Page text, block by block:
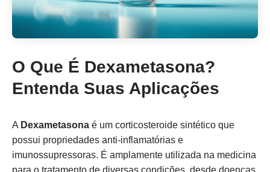
O Que É Dexametasona?
Entenda Suas Aplicações
A Dexametasona é um corticosteroide sintético que
possui propriedades anti-inflamatórias e
imunossupressoras. É amplamente utilizada na medicina
para o tratamento de diversas condições, desde doenças